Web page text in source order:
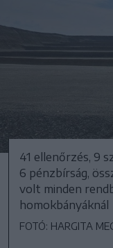
41 ellenőrzés, 9
6 pénzbírság,
volt minden
homokbányáknál
FOTÓ: HARGITA